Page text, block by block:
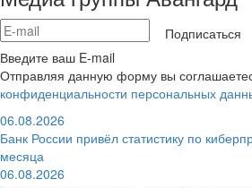
Подписаться
Введите ваш E-mail
Отправляя данную форму вы
конфиденциальности персональных
06.08.2026
Банк России привёл статистику по
месяца
06.08.2026